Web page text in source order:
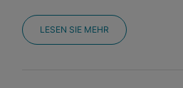
LESEN SIE MEHR